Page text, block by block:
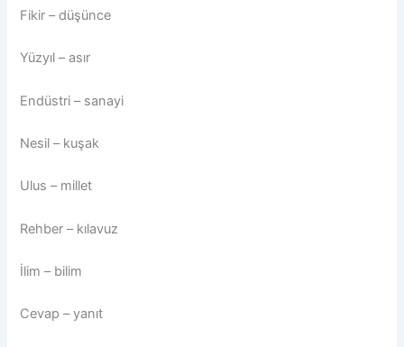
Fikir – düşünce
Yüzyıl – asır
Endüstri – sanayi
Nesil – kuşak
Ulus – millet
Rehber – kılavuz
İlim – bilim
Cevap – yanıt